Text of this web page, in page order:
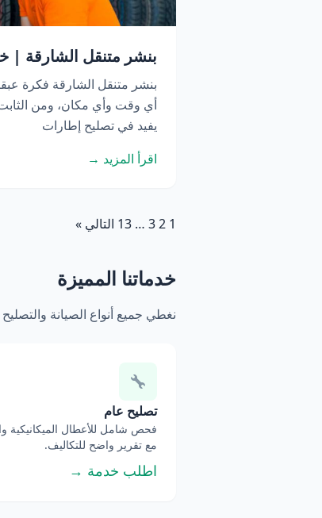
بنشر متنقل الشارقة | خدمة 24 ساعة
بنشر متنقل الشارقة فكرة
أي وقت وأي مكان، ومن
يفيد في تصليح إطارات
اقرأ المزيد →
1
2
3
…
13 التالي »
خدماتنا المميزة
نغطي جميع أنواع الصيانة
تصليح عام
فحص شامل للأعطال الميكانيكية
مع تقرير واضح للتكاليف.
اطلب خدمة →